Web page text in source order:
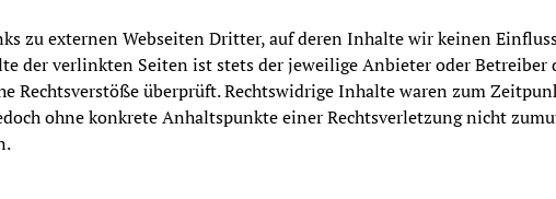
zu externen Webseiten Dritter, auf deren Inhalte wir keinen
der verlinkten Seiten ist stets der jeweilige Anbieter oder
Rechtsverstöße überprüft. Rechtswidrige Inhalte waren zum
ohne konkrete Anhaltspunkte einer Rechtsverletzung nicht